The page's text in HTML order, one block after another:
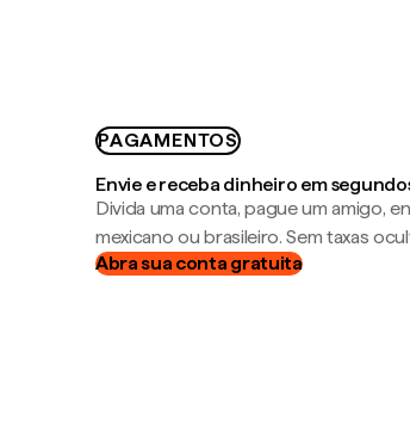
PAGAMENTOS
Envie e receba dinheiro em
Divida uma conta, pague um amigo,
mexicano ou brasileiro. Sem taxas
Abra sua conta gratuita